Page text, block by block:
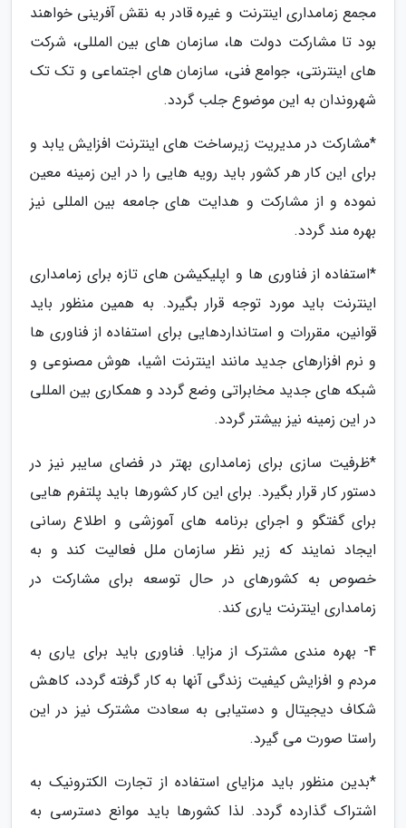
مجمع زمامداری اینترنت و غیره قادر به نقش آفرینی خواهند
بود تا مشارکت دولت ها، سازمان های بین المللی، شرکت
های اینترنتی، جوامع فنی، سازمان های اجتماعی و تک تک
شهروندان به این موضوع جلب گردد.
*مشارکت در مدیریت زیرساخت های اینترنت افزایش یابد و
برای این کار هر کشور باید رویه هایی را در این زمینه معین
نموده و از مشارکت و هدایت های جامعه بین المللی نیز
بهره مند گردد.
*استفاده از فناوری ها و اپلیکیشن های تازه برای زمامداری
اینترنت باید مورد توجه قرار بگیرد. به همین منظور باید
قوانین، مقررات و استانداردهایی برای استفاده از فناوری ها
و نرم افزارهای جدید مانند اینترنت اشیا، هوش مصنوعی و
شبکه های جدید مخابراتی وضع گردد و همکاری بین المللی
در این زمینه نیز بیشتر گردد.
*ظرفیت سازی برای زمامداری بهتر در فضای سایبر نیز در
دستور کار قرار بگیرد. برای این کار کشورها باید پلتفرم هایی
برای گفتگو و اجرای برنامه های آموزشی و اطلاع رسانی
ایجاد نمایند که زیر نظر سازمان ملل فعالیت کند و به
خصوص به کشورهای در حال توسعه برای مشارکت در
زمامداری اینترنت یاری کند.
4- بهره مندی مشترک از مزایا. فناوری باید برای یاری به
مردم و افزایش کیفیت زندگی آنها به کار گرفته گردد، کاهش
شکاف دیجیتال و دستیابی به سعادت مشترک نیز در این
راستا صورت می گیرد.
*بدین منظور باید مزایای استفاده از تجارت الکترونیک به
اشتراک گذارده گردد. لذا کشورها باید موانع دسترسی به